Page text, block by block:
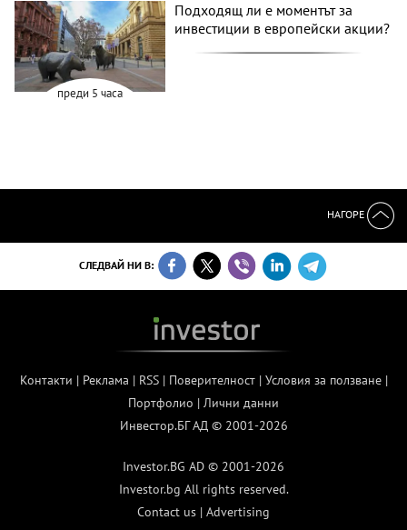
преди 5 часа
Подходящ ли е моментът за
инвестиции в европейски акции?
НАГОРЕ
СЛЕДВАЙ НИ В:
Контакти | Реклама | RSS| Поверителност| Условия за ползване|
Портфолио | Лични данни
Инвестор.БГ АД © 2001-2026
Investor.BG AD © 2001-2026
Investor.bg All rights reserved.
Contact us | Advertising